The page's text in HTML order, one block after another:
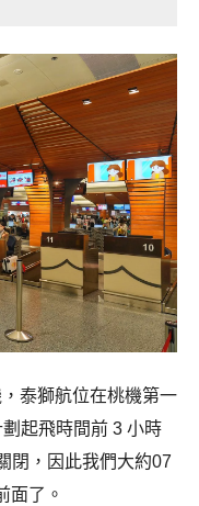
泰獅航位在桃機第一
起飛時間前 3 小時
閉，因此我們大約07
面了。